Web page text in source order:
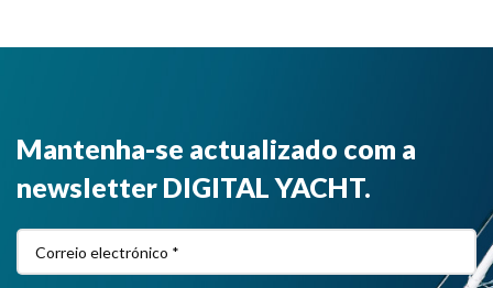
Mantenha-se actualizado com a
newsletter DIGITAL YACHT.